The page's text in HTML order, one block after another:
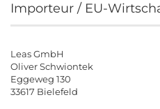
Importeur / EU-
Leas GmbH
Oliver Schwiontek
Eggeweg 130
33617 Bielefeld